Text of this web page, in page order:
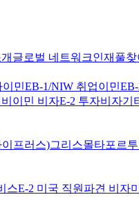
글로벌 네트워크인재풀
이민EB-1/NIW 취업이민
비이민 비자E-2 투자비자기
프러스)그리스몰타포르
스E-2 미국 직원파견 비자